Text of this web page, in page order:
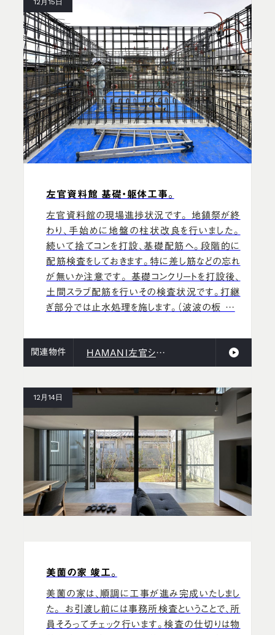
12月15日
左官資料館 基礎・躯体工事。
左官資料館の現場進捗状況です。 地鎮祭が終
わり、手始めに地盤の柱状改良を行いました。
続いて捨てコンを打設、基礎配筋へ。段階的に
配筋検査をしておきます。特に差し筋などの忘れ
が無いか注意です。 基礎コンクリートを打設後、
土間スラブ配筋を行いその検査状況です。打継
ぎ部分では止水処理を施します。（波波の板 …
関連物件 HAMANI左官ショールーム
12月14日
美薗の家 竣工。
美薗の家は、順調に工事が進み完成いたしまし
た。 お引渡し前には事務所検査ということで、所
員そろってチェック行います。検査の仕切りは物